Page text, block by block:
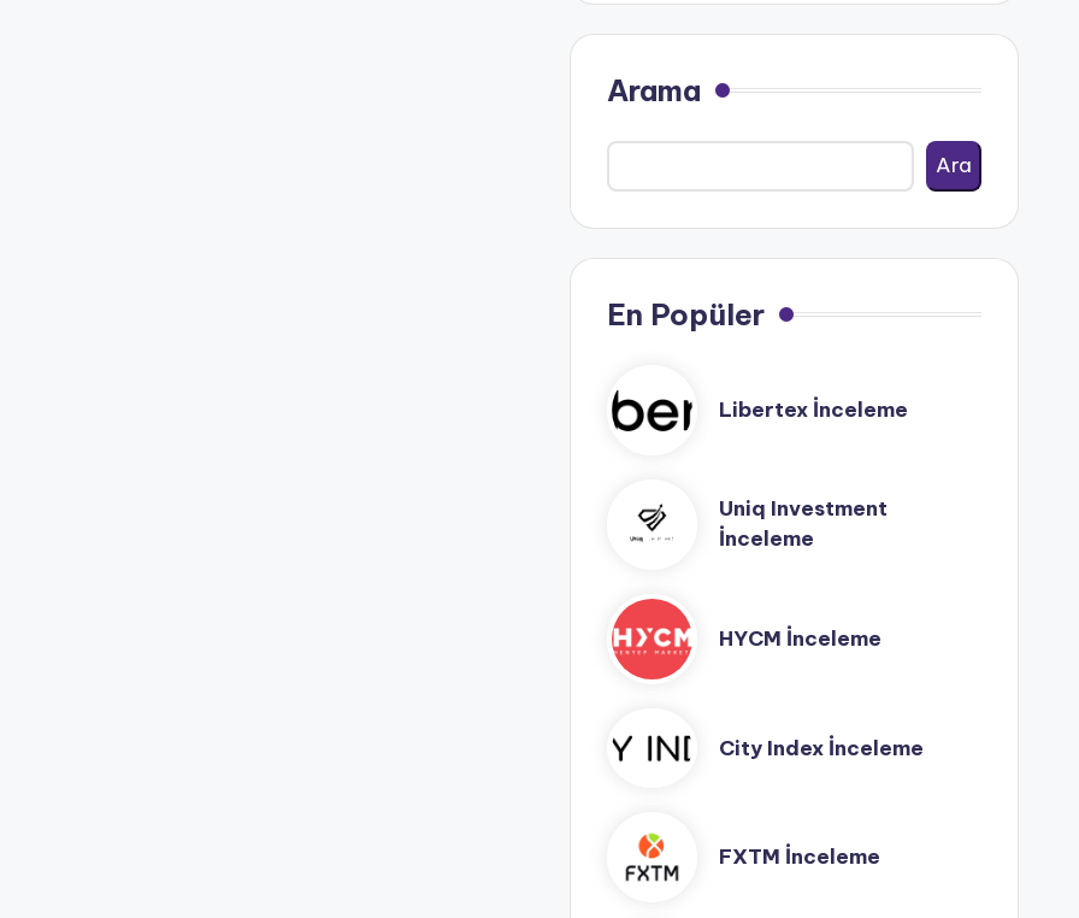
Arama
Ara
En Popüler
Libertex İnceleme
Uniq Investment
İnceleme
HYCM İnceleme
City Index İnceleme
FXTM İnceleme